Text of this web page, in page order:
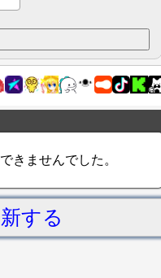
きませんでした。
する